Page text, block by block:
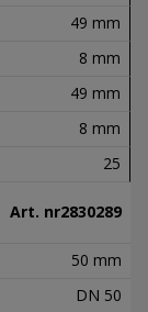
49 mm
8 mm
49 mm
8 mm
25
Art. nr2830289
50 mm
DN 50